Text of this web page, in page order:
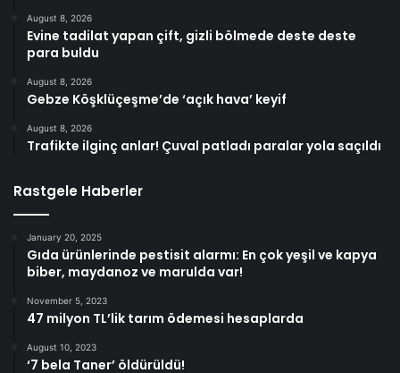
August 8, 2026
Evine tadilat yapan çift, gizli bölmede deste deste
para buldu
August 8, 2026
Gebze Köşklüçeşme’de ‘açık hava’ keyif
August 8, 2026
Trafikte ilginç anlar! Çuval patladı paralar yola saçıldı
Rastgele Haberler
January 20, 2025
Gıda ürünlerinde pestisit alarmı: En çok yeşil ve kapya
biber, maydanoz ve marulda var!
November 5, 2023
47 milyon TL’lik tarım ödemesi hesaplarda
August 10, 2023
‘7 bela Taner’ öldürüldü!